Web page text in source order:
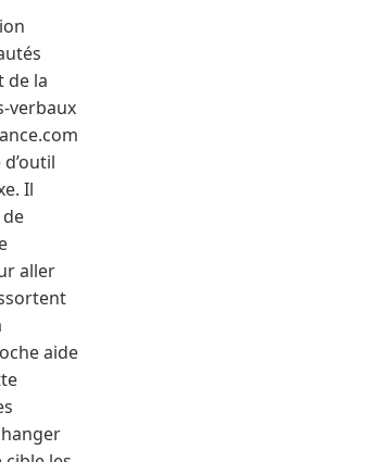
de la
verbaux
Il
aller
aide